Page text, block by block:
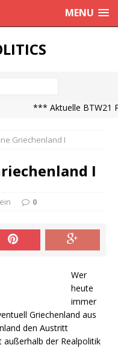
MENU
*** Aktuelle BTW21
Griechenland I
I
0
Wer
heute
immer
Griechenland aus
den Austritt
der Realpolitik